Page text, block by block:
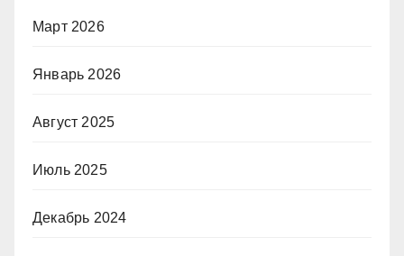
Март 2026
Январь 2026
Август 2025
Июль 2025
Декабрь 2024